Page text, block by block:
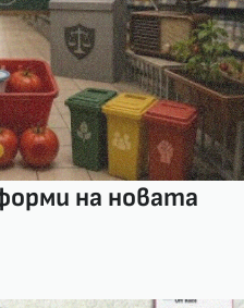
на новата